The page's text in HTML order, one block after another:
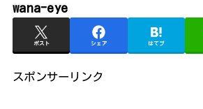
wana-eye
ポスト シェア はてブ
スポンサーリンク